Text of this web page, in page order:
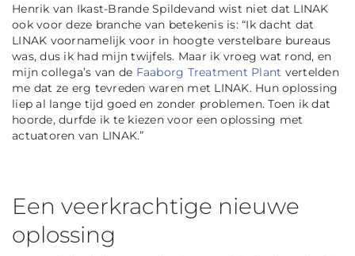
Henrik van Ikast-Brande Spildevand wist niet dat LINAK
ook voor deze branche van betekenis is: “Ik dacht dat
LINAK voornamelijk voor in hoogte verstelbare bureaus
was, dus ik had mijn twijfels. Maar ik vroeg wat rond, en
mijn collega’s van de Faaborg Treatment Plant vertelden
me dat ze erg tevreden waren met LINAK. Hun oplossing
liep al lange tijd goed en zonder problemen. Toen ik dat
hoorde, durfde ik te kiezen voor een oplossing met
actuatoren van LINAK.”
Een veerkrachtige nieuwe
oplossing